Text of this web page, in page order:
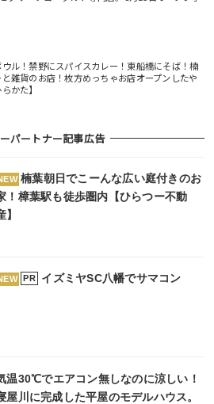
ル！禁野にスパイスカレー！東船橋にそば！楠
雑貨のお店！枚方めっちゃお店オープンしたや
かた】
パートナー記事広告
楠葉朝日でこーんな広い庭付きのお
！樟葉駅も徒歩圏内【ひらつー不動
】
PR イズミヤSC八幡でサマコン
温30℃でエアコン無しなのに涼しい！
屋川に完成した平屋のモデルハウス。